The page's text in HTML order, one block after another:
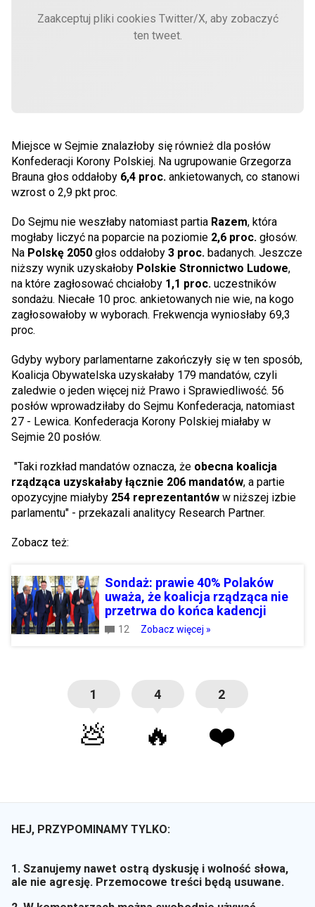
Zaakceptuj pliki cookies Twitter/X, aby zobaczyć
ten tweet.
Miejsce w Sejmie znalazłoby się również dla posłów
Konfederacji Korony Polskiej. Na ugrupowanie Grzegorza
Brauna głos oddałoby 6,4 proc. ankietowanych, co stanowi
wzrost o 2,9 pkt proc.
Do Sejmu nie weszłaby natomiast partia Razem, która
mogłaby liczyć na poparcie na poziomie 2,6 proc. głosów.
Na Polskę 2050 głos oddałoby 3 proc. badanych. Jeszcze
niższy wynik uzyskałoby Polskie Stronnictwo Ludowe,
na które zagłosować chciałoby 1,1 proc. uczestników
sondażu. Niecałe 10 proc. ankietowanych nie wie, na kogo
zagłosowałoby w wyborach. Frekwencja wyniosłaby 69,3
proc.
Gdyby wybory parlamentarne zakończyły się w ten sposób,
Koalicja Obywatelska uzyskałaby 179 mandatów, czyli
zaledwie o jeden więcej niż Prawo i Sprawiedliwość. 56
posłów wprowadziłaby do Sejmu Konfederacja, natomiast
27 - Lewica. Konfederacja Korony Polskiej miałaby w
Sejmie 20 posłów.
"Taki rozkład mandatów oznacza, że obecna koalicja
rządząca uzyskałaby łącznie 206 mandatów, a partie
opozycyjne miałyby 254 reprezentantów w niższej izbie
parlamentu" - przekazali analitycy Research Partner.
Zobacz też:
Sondaż: prawie 40% Polaków
uważa, że koalicja rządząca nie
przetrwa do końca kadencji
12 Zobacz więcej »
1
💩
4
🔥
2
❤️
HEJ, PRZYPOMINAMY TYLKO:
1. Szanujemy nawet ostrą dyskusję i wolność słowa,
ale nie agresję. Przemocowe treści będą usuwane.